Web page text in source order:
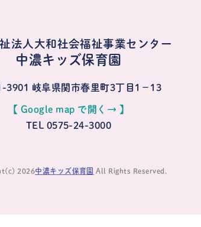
法人大和社会福祉事業センター
中濃キッズ保育園
3901 岐阜県関市春里町3丁目1−13
【 Google map で開く→ 】
TEL 0575-24-3000
2026中濃キッズ保育園 All Rights Reserved.